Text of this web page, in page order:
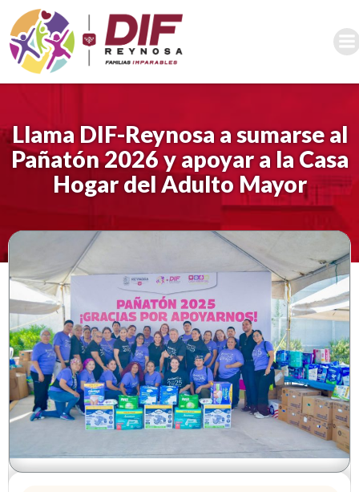
al
contenido
Llama DIF-Reynosa a sumarse al
Pañatón 2026 y apoyar a la Casa
Hogar del Adulto Mayor